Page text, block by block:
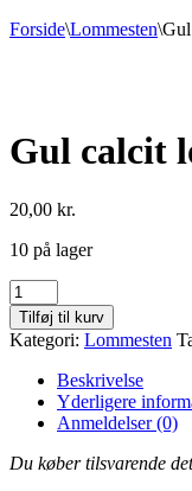
Forside\Lommesten\
Gul calcit
20,00 kr.
10 på lager
Gul
calcit
lommesten
antal
Tilføj til kurv
Kategori: Lommesten
Beskrivelse
Yderligere
Anmeldelser (0)
Du køber tilsvarende